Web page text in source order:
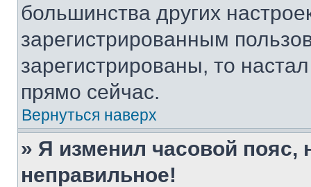
большинства других
зарегистрированным
зарегистрированы, то
прямо сейчас.
Вернуться наверх
» Я изменил часовой пояс,
неправильное!